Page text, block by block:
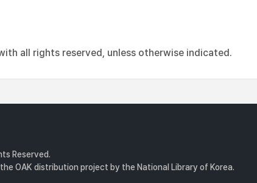
all rights reserved, unless otherwise indicated.
Reserved.
OAK distribution project by the National Library of Korea.